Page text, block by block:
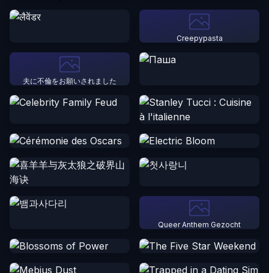
Creepypasta
夫に不倫をお願いされました
Queer Anthem Gezocht